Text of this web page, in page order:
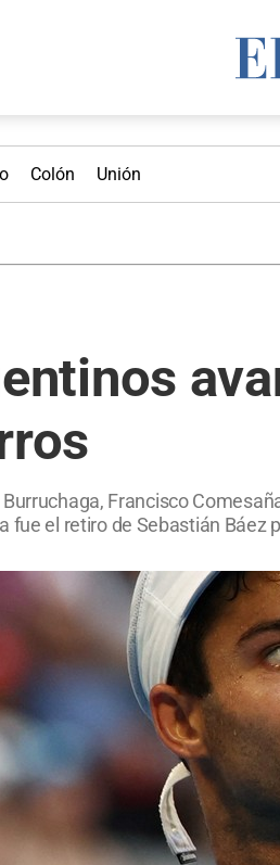
Colón Unión
Francisco
fue el retiro de Sebastián Báez